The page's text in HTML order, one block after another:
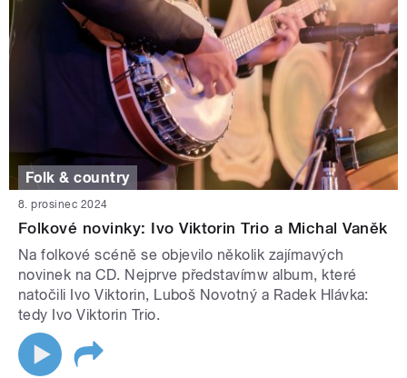
Folk & country
8. prosinec 2024
Folkové novinky: Ivo Viktorin Trio a Michal Vaněk
Na folkové scéně se objevilo několik zajímavých
novinek na CD. Nejprve představímw album, které
natočili Ivo Viktorin, Luboš Novotný a Radek Hlávka:
tedy Ivo Viktorin Trio.